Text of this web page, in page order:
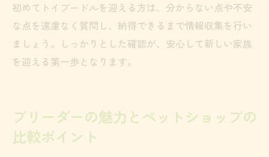
初めてトイプードルを迎える方は、分からない点や不安
な点を遠慮なく質問し、納得できるまで情報収集を行い
ましょう。しっかりとした確認が、安心して新しい家族
を迎える第一歩となります。
ブリーダーの魅力とペットショップの
比較ポイント